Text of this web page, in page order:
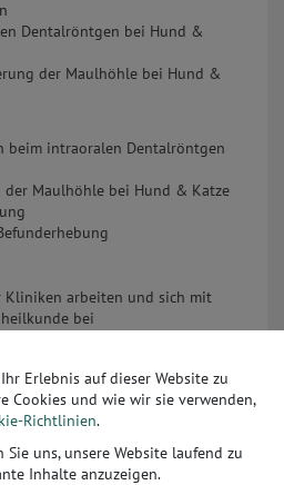
Dentalröntgen bei Hund &
der Maulhöhle bei Hund &
beim intraoralen Dentalröntgen
Maulhöhle bei Hund & Katze
Kliniken arbeiten und sich mit
bei
in
anatomischen
Erlebnis auf dieser Website zu
Cookies und wie wir sie verwenden,
Richtlinien.
uns, unsere Website laufend zu
Inhalte anzuzeigen.